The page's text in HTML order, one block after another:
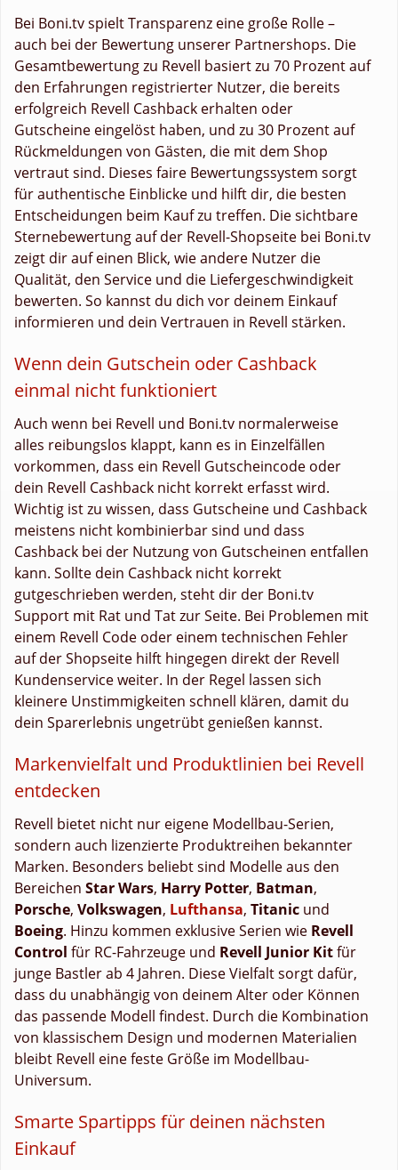
Bei Boni.tv spielt Transparenz eine große Rolle –
auch bei der Bewertung unserer Partnershops. Die
Gesamtbewertung zu Revell basiert zu 70 Prozent auf
den Erfahrungen registrierter Nutzer, die bereits
erfolgreich Revell Cashback erhalten oder
Gutscheine eingelöst haben, und zu 30 Prozent auf
Rückmeldungen von Gästen, die mit dem Shop
vertraut sind. Dieses faire Bewertungssystem sorgt
für authentische Einblicke und hilft dir, die besten
Entscheidungen beim Kauf zu treffen. Die sichtbare
Sternebewertung auf der Revell-Shopseite bei Boni.tv
zeigt dir auf einen Blick, wie andere Nutzer die
Qualität, den Service und die Liefergeschwindigkeit
bewerten. So kannst du dich vor deinem Einkauf
informieren und dein Vertrauen in Revell stärken.
Wenn dein Gutschein oder Cashback
einmal nicht funktioniert
Auch wenn bei Revell und Boni.tv normalerweise
alles reibungslos klappt, kann es in Einzelfällen
vorkommen, dass ein Revell Gutscheincode oder
dein Revell Cashback nicht korrekt erfasst wird.
Wichtig ist zu wissen, dass Gutscheine und Cashback
meistens nicht kombinierbar sind und dass
Cashback bei der Nutzung von Gutscheinen entfallen
kann. Sollte dein Cashback nicht korrekt
gutgeschrieben werden, steht dir der Boni.tv
Support mit Rat und Tat zur Seite. Bei Problemen mit
einem Revell Code oder einem technischen Fehler
auf der Shopseite hilft hingegen direkt der Revell
Kundenservice weiter. In der Regel lassen sich
kleinere Unstimmigkeiten schnell klären, damit du
dein Sparerlebnis ungetrübt genießen kannst.
Markenvielfalt und Produktlinien bei Revell
entdecken
Revell bietet nicht nur eigene Modellbau-Serien,
sondern auch lizenzierte Produktreihen bekannter
Marken. Besonders beliebt sind Modelle aus den
Bereichen Star Wars, Harry Potter, Batman,
Porsche, Volkswagen, Lufthansa, Titanic und
Boeing. Hinzu kommen exklusive Serien wie Revell
Control für RC-Fahrzeuge und Revell Junior Kitfür
junge Bastler ab 4 Jahren. Diese Vielfalt sorgt dafür,
dass du unabhängig von deinem Alter oder Können
das passende Modell findest. Durch die Kombination
von klassischem Design und modernen Materialien
bleibt Revell eine feste Größe im Modellbau-
Universum.
Smarte Spartipps für deinen nächsten
Einkauf